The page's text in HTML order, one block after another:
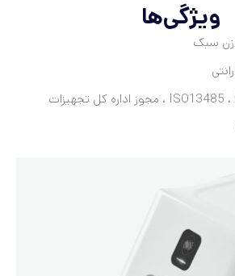
ویژگی‌ها
سبک
دارای تاییدیه ISO13485 ، CE ، مجوز اداره کل تجهیزات